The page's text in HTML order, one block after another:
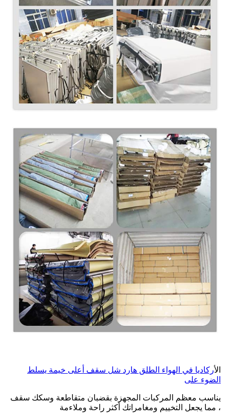
الأركاديا في الهواء الطلق هارد شل سقف أعلى خيمة يسلط
الضوء على
يناسب معظم المركبات المجهزة بقضبان متقاطعة وسكك سقف
، مما يجعل التخييم ومغامراتك أكثر راحة وملاءمة